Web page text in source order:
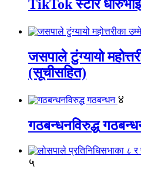
TikTok स्टार धीरुभाई
जसपाले टुंग्यायो
(सूचीसहित)
४
गठबन्धनविरुद्ध
५